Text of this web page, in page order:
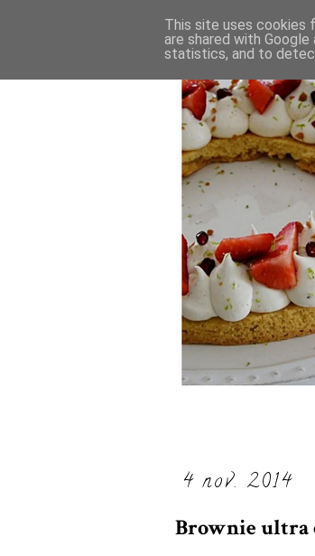
4 nov. 2014
Brownie ultra
This site uses cookies
are shared with
statistics, and to